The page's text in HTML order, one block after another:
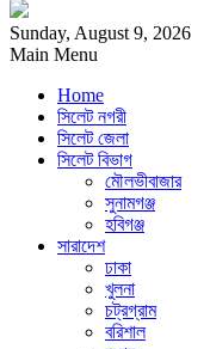
Sunday, August 9, 2026
Main Menu
Home
সিলেট নগরী
সিলেট জেলা
সিলেট বিভাগ
মৌলভীবাজার
সুনামগঞ্জ
হবিগঞ্জ
সারাদেশ
ঢাকা
খুলনা
চট্রগ্রাম
বরিশাল